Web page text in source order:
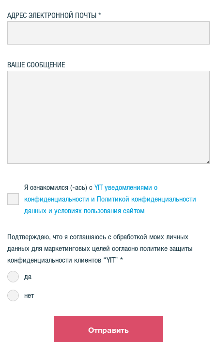
АДРЕС ЭЛЕКТРОННОЙ ПОЧТЫ
ВАШЕ СООБЩЕНИЕ
Я ознакомился (-ась) с YIT уведомлениями о
конфиденциальности и Политикой конфиденциальности
данных и условияx пользования сайтом
Подтверждаю, что я соглашаюсь с обработкой моих личных
данных для маркетинговых целей согласно политике защиты
конфиденциальности клиентов “YIT”
да
нет
Отправить